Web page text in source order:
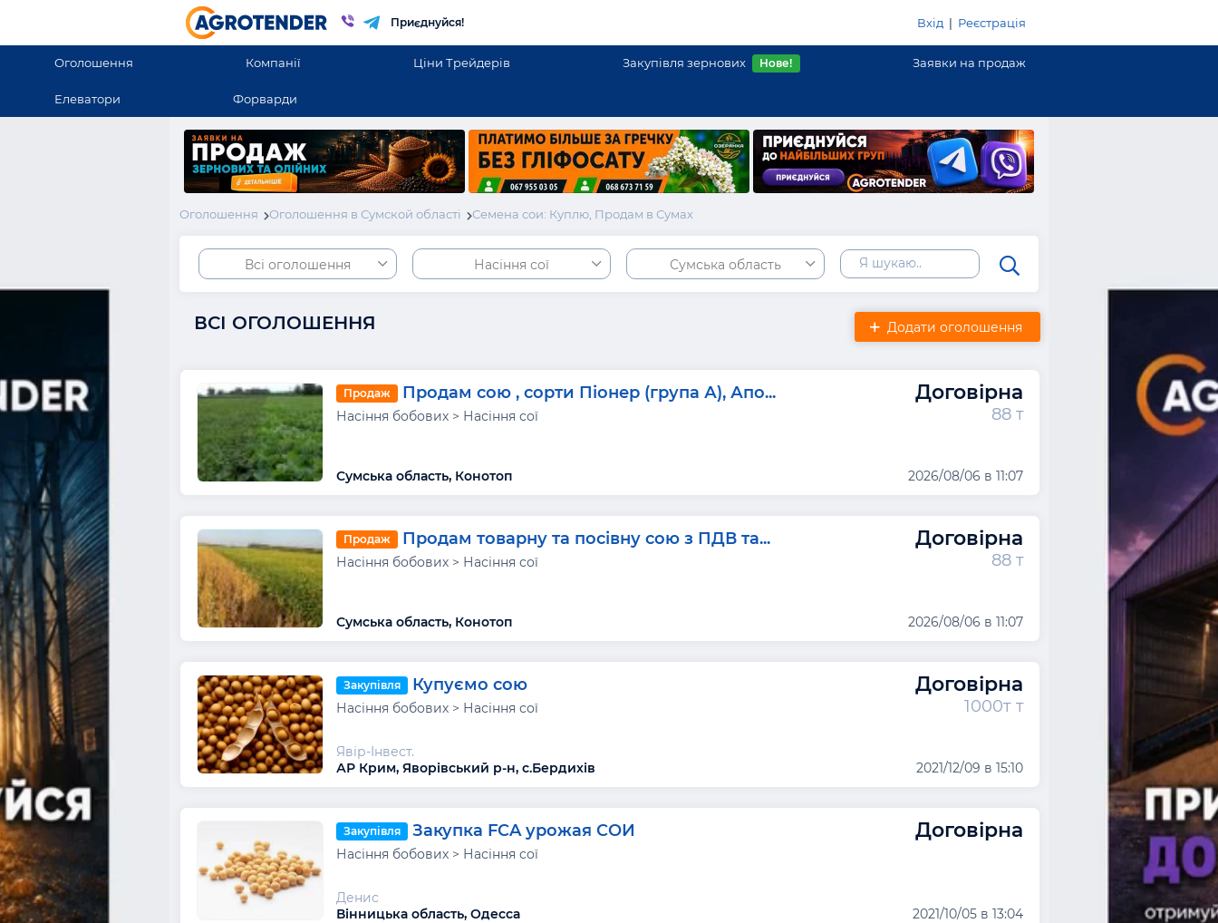
Приєднуйся! Вхід | Реєстрація
Оголошення Компанії Ціни Трейдерів Закупівля зернових Нове! Заявки на продаж
Елеватори Форварди
Оголошення Оголошення в Сумской області Семена сои: Куплю, Продам в Сумах
Всі оголошення Насіння сої Сумська область
Додати оголошення
ВСІ ОГОЛОШЕННЯ
Продаж Продам сою , сорти Піонер (група А), Апо... Договірна
Насіння бобових > Насіння сої 88 т
Сумська область, Конотоп 2026/08/06 в 11:07
Продаж Продам товарну та посівну сою з ПДВ та... Договірна
Насіння бобових > Насіння сої 88 т
Сумська область, Конотоп 2026/08/06 в 11:07
Закупівля Купуємо сою Договірна
Насіння бобових > Насіння сої 1000т т
Явір-Інвест.
АР Крим, Яворівський р-н, с.Бердихів
2021/12/09 в 15:10
Закупівля Закупка FCA урожая СОИ Договірна
Насіння бобових > Насіння сої
Денис
Вінницька область, Одесса
2021/10/05 в 13:04